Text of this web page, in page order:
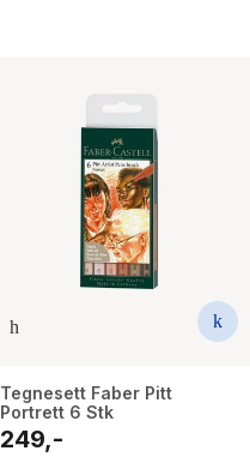
Tegnesett Faber Pitt
Portrett 6 Stk
249,-